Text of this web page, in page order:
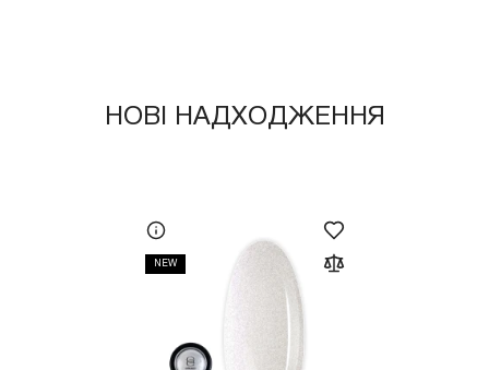
НОВІ НАДХОДЖЕННЯ
NEW